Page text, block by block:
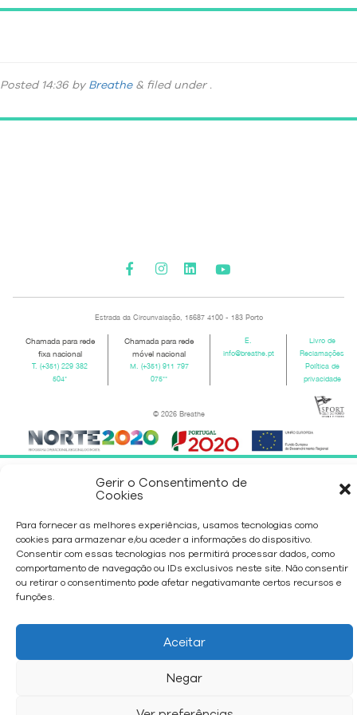
Gerir o Consentimento de
Cookies
Para fornecer as melhores experiências, usamos tecnologias como
cookies para armazenar e/ou aceder a informações do dispositivo.
Consentir com essas tecnologias nos permitirá processar dados, como
comportamento de navegação ou IDs exclusivos neste site. Não consentir
ou retirar o consentimento pode afetar negativamante certos recursos e
funções.
Aceitar
Negar
Posted 14:36 by Breathe & filed under .
Estrada da Circunvalação, 15687 4100 - 183 Porto
Chamada para rede
fixa nacional
T.(+351) 229 382
504*
Chamada para rede
móvel nacional
M. (+351) 911 797
075**
E.
info@breathe.pt
Livro de
Reclamações
Política de
privacidade
© 2026 Breathe